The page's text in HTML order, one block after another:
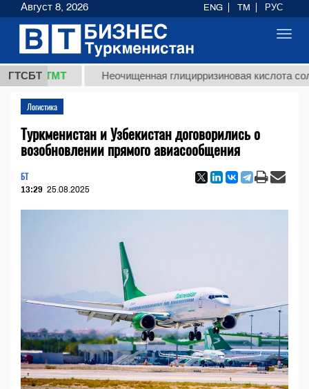
ГТСБТ
ТМТ Неочищенная глицирризиновая кислота
Логистика
Туркменистан и Узбекистан договорились о
возобновлении прямого авиасообщения
БТ
13:29 25.08.2025
Август 8, 2026 ENG TM РУС